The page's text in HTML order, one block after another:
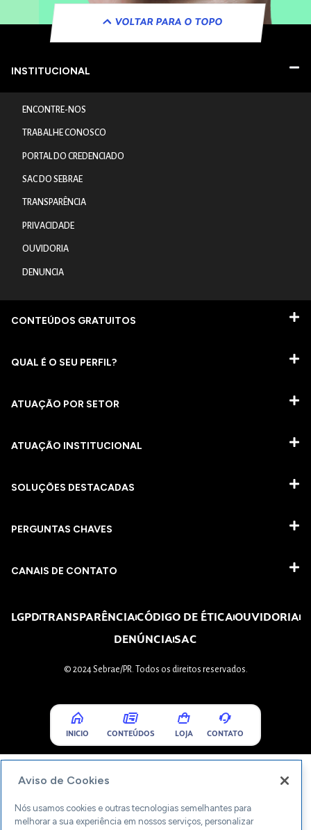
VOLTAR PARA O TOPO
INSTITUCIONAL
ENCONTRE-NOS
TRABALHE CONOSCO
PORTAL DO CREDENCIADO
SAC DO SEBRAE
TRANSPARÊNCIA
PRIVACIDADE
OUVIDORIA
DENUNCIA
CONTEÚDOS GRATUITOS
QUAL É O SEU PERFIL?
ATUAÇÃO POR SETOR
ATUAÇÃO INSTITUCIONAL
SOLUÇÕES DESTACADAS
PERGUNTAS CHAVES​
CANAIS DE CONTATO
LGPDTRANSPARÊNCIACÓDIGO DE ÉTICAOUVIDORIA
DENÚNCIASAC
© 2024 Sebrae/PR. Todos os direitos reservados.
INICIO CONTEÚDOS LOJA CONTATO
Aviso de Cookies
Nós usamos cookies e outras tecnologias semelhantes para
melhorar a sua experiência em nossos serviços, personalizar